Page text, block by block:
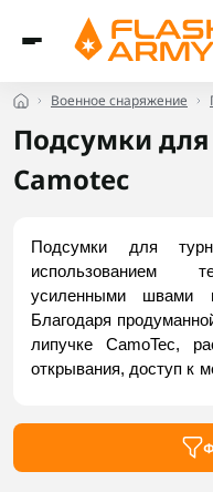
Военное снаряжение
Подсумки
Camotec
Подсумки для
использованием
усиленными швами
Благодаря
липучке CamoTec,
открывания, доступ к
считанные
обработку, благодаря